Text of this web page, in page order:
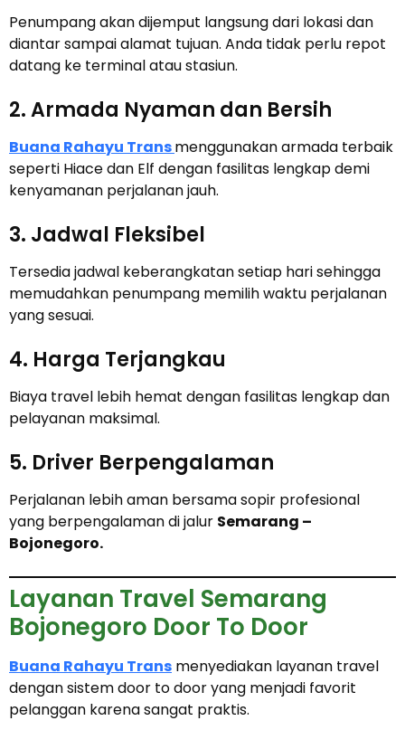
Penumpang akan dijemput langsung dari lokasi dan
diantar sampai alamat tujuan. Anda tidak perlu repot
datang ke terminal atau stasiun.
2. Armada Nyaman dan Bersih
Buana Rahayu Transmenggunakan armada terbaik
seperti Hiace dan Elf dengan fasilitas lengkap demi
kenyamanan perjalanan jauh.
3. Jadwal Fleksibel
Tersedia jadwal keberangkatan setiap hari sehingga
memudahkan penumpang memilih waktu perjalanan
yang sesuai.
4. Harga Terjangkau
Biaya travel lebih hemat dengan fasilitas lengkap dan
pelayanan maksimal.
5. Driver Berpengalaman
Perjalanan lebih aman bersama sopir profesional
yang berpengalaman di jalur Semarang –
Bojonegoro.
Layanan Travel Semarang
Bojonegoro Door To Door
Buana Rahayu Trans menyediakan layanan travel
dengan sistem door to door yang menjadi favorit
pelanggan karena sangat praktis.